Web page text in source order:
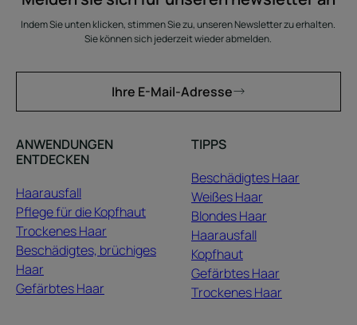
Indem Sie unten klicken, stimmen Sie zu, unseren Newsletter zu erhalten.
Sie können sich jederzeit wieder abmelden.
Ihre E-Mail-Adresse
ANWENDUNGEN
ENTDECKEN
Haarausfall
Pflege für die Kopfhaut
Trockenes Haar
Beschädigtes, brüchiges
Haar
Gefärbtes Haar
TIPPS
Beschädigtes Haar
Weißes Haar
Blondes Haar
Haarausfall
Kopfhaut
Gefärbtes Haar
Trockenes Haar